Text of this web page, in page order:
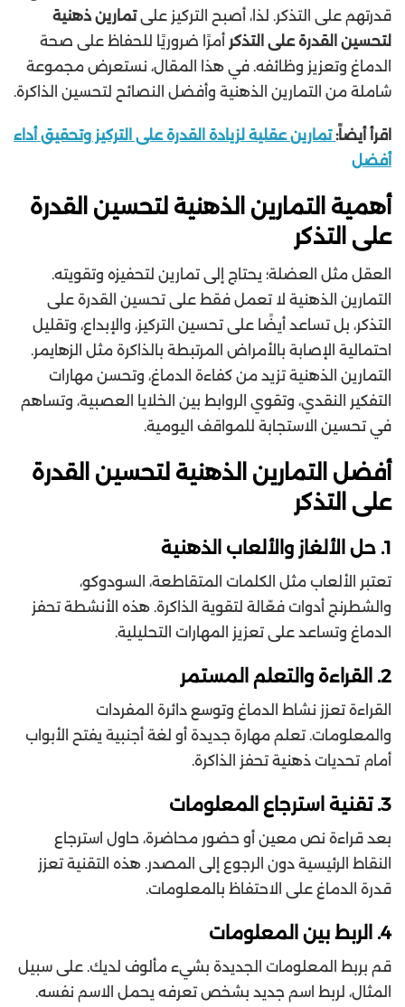
قدرتهم على التذكر. لذا، أصبح التركيز علىتمارين ذهنية
لتحسين القدرة على التذكر أمرًا ضروريًا للحفاظ على صحة
الدماغ وتعزيز وظائفه. في هذا المقال، نستعرض مجموعة
شاملة من التمارين الذهنية وأفضل النصائح لتحسين الذاكرة.
اقرأ أيضاً:تمارين عقلية لزيادة القدرة على التركيز وتحقيق أداء
أفضل
أهمية التمارين الذهنية لتحسين القدرة
على التذكر
العقل مثل العضلة؛ يحتاج إلى تمارين لتحفيزه وتقويته.
التمارين الذهنية لا تعمل فقط على تحسين القدرة على
التذكر، بل تساعد أيضًا على تحسين التركيز، والإبداع، وتقليل
احتمالية الإصابة بالأمراض المرتبطة بالذاكرة مثل الزهايمر.
التمارين الذهنية تزيد من كفاءة الدماغ، وتحسن مهارات
التفكير النقدي، وتقوي الروابط بين الخلايا العصبية، وتساهم
في تحسين الاستجابة للمواقف اليومية.
أفضل التمارين الذهنية لتحسين القدرة
على التذكر
1. حل الألغاز والألعاب الذهنية
تعتبر الألعاب مثل الكلمات المتقاطعة، السودوكو،
والشطرنج أدوات فعّالة لتقوية الذاكرة. هذه الأنشطة تحفز
الدماغ وتساعد على تعزيز المهارات التحليلية.
2. القراءة والتعلم المستمر
القراءة تعزز نشاط الدماغ وتوسع دائرة المفردات
والمعلومات. تعلم مهارة جديدة أو لغة أجنبية يفتح الأبواب
أمام تحديات ذهنية تحفز الذاكرة.
3. تقنية استرجاع المعلومات
بعد قراءة نص معين أو حضور محاضرة، حاول استرجاع
النقاط الرئيسية دون الرجوع إلى المصدر. هذه التقنية تعزز
قدرة الدماغ على الاحتفاظ بالمعلومات.
4. الربط بين المعلومات
قم بربط المعلومات الجديدة بشيء مألوف لديك. على سبيل
المثال، لربط اسم جديد بشخص تعرفه يحمل الاسم نفسه.